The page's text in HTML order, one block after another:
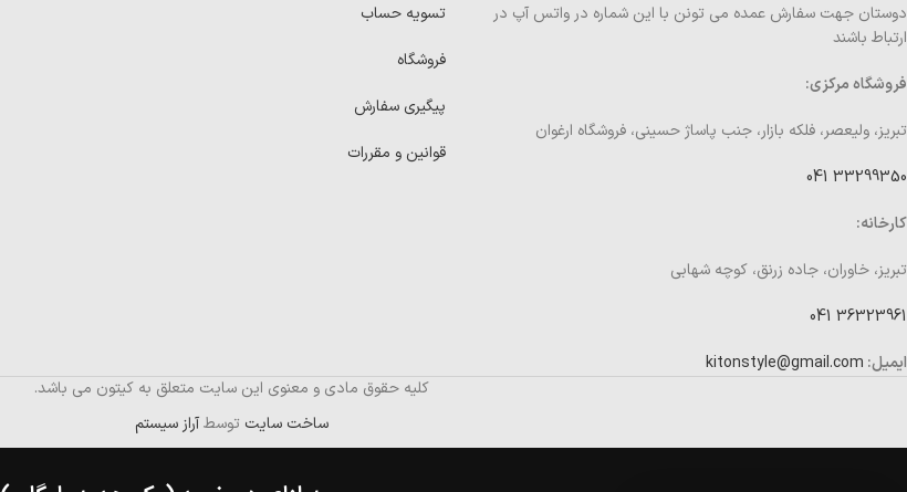
دوستان جهت سفارش عمده می تونن با این شماره در واتس آپ در
ارتباط باشند
فروشگاه مرکزی:
تبریز، ولیعصر، فلکه بازار، جنب پاساژ حسینی، فروشگاه ارغوان
33299350 041
کارخانه:
تبریز، خاوران، جاده زرنق، کوچه شهابی
36323961 041
ایمیل: kitonstyle@gmail.com
تسویه حساب
فروشگاه
پیگیری سفارش
قوانین و مقررات
کلیه حقوق مادی و معنوی این سایت متعلق به کیتون می باشد.
ساخت سایت توسطآراز سیستم